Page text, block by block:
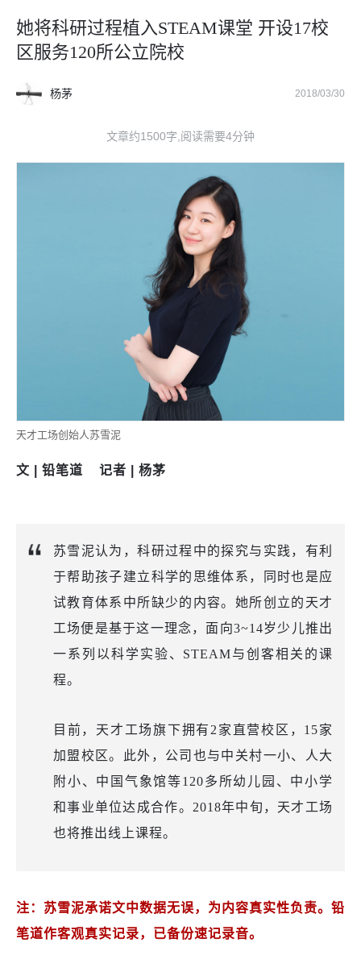
她将科研过程植入STEAM课堂 开设17校
区服务120所公立院校
杨茅 2018/03/30
文章约1500字,阅读需要4分钟
天才工场创始人苏雪泥
文 | 铅笔道 记者 | 杨茅
苏雪泥认为，科研过程中的探究与实践，有利
于帮助孩子建立科学的思维体系，同时也是应
试教育体系中所缺少的内容。她所创立的天才
工场便是基于这一理念，面向3~14岁少儿推出
一系列以科学实验、STEAM与创客相关的课
程。
目前，天才工场旗下拥有2家直营校区，15家
加盟校区。此外，公司也与中关村一小、人大
附小、中国气象馆等120多所幼儿园、中小学
和事业单位达成合作。2018年中旬，天才工场
也将推出线上课程。
注：苏雪泥承诺文中数据无误，为内容真实性负责。铅
笔道作客观真实记录，已备份速记录音。